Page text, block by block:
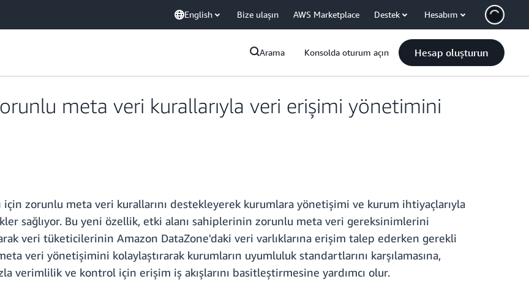
English Bize ulaşın AWS Marketplace Destek Hesabım
Arama Konsolda oturum açın Hesap oluşturun
meta veri kurallarıyla veri erişimi yönetimini
için zorunlu meta veri kurallarını destekleyerek kurumlara yönetişimi ve kurum ihtiyaçlarıyla
sağlıyor. Bu yeni özellik, etki alanı sahiplerinin zorunlu meta veri gereksinimlerini
veri tüketicilerinin Amazon DataZone'daki veri varlıklarına erişim talep ederken gerekli
veri yönetişimini kolaylaştırarak kurumların uyumluluk standartlarını karşılamasına,
verimlilik ve kontrol için erişim iş akışlarını basitleştirmesine yardımcı olur.